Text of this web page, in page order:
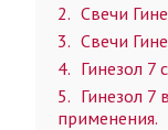
2
Свечи
3
Свечи
4
Гинезол 7
5
Гинезол 7
применения.